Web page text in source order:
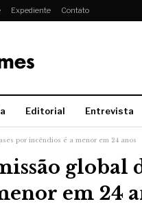
Expediente Contato
Editorial Entrevista
por incêndios é a menor em 24 anos
global
em 24